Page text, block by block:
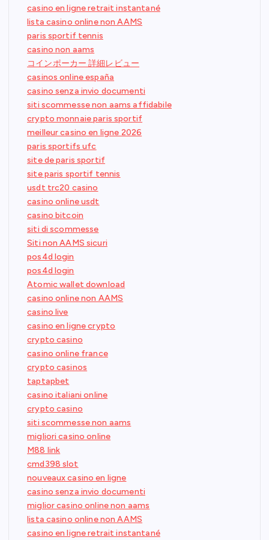
casino en ligne retrait instantané
lista casino online non AAMS
paris sportif tennis
casino non aams
コインポーカー 詳細レビュー
casinos online españa
casino senza invio documenti
siti scommesse non aams affidabile
crypto monnaie paris sportif
meilleur casino en ligne 2026
paris sportifs ufc
site de paris sportif
site paris sportif tennis
usdt trc20 casino
casino online usdt
casino bitcoin
siti di scommesse
Siti non AAMS sicuri
pos4d login
pos4d login
Atomic wallet download
casino online non AAMS
casino live
casino en ligne crypto
crypto casino
casino online france
crypto casinos
taptapbet
casino italiani online
crypto casino
siti scommesse non aams
migliori casino online
M88 link
cmd398 slot
nouveaux casino en ligne
casino senza invio documenti
miglior casino online non aams
lista casino online non AAMS
casino en ligne retrait instantané